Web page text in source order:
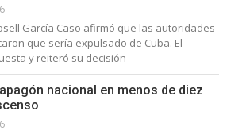
García Caso afirmó que las autoridades
que sería expulsado de Cuba. El
y reiteró su decisión
nacional en menos de diez